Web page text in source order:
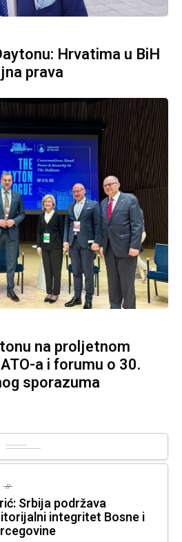
Hrvatima u BiH
prava
na proljetnom
a i forumu o 30.
sporazuma
Srbija podržava
integritet Bosne i